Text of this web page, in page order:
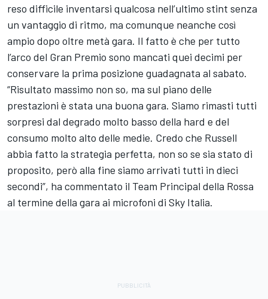
reso difficile inventarsi qualcosa nell’ultimo stint senza
un vantaggio di ritmo, ma comunque neanche così
ampio dopo oltre metà gara. Il fatto è che per tutto
l’arco del Gran Premio sono mancati quei decimi per
conservare la prima posizione guadagnata al sabato.
“Risultato massimo non so, ma sul piano delle
prestazioni è stata una buona gara. Siamo rimasti tutti
sorpresi dal degrado molto basso della hard e del
consumo molto alto delle medie. Credo che Russell
abbia fatto la strategia perfetta, non so se sia stato di
proposito, però alla fine siamo arrivati tutti in dieci
secondi”, ha commentato il Team Principal della Rossa
al termine della gara ai microfoni di Sky Italia.